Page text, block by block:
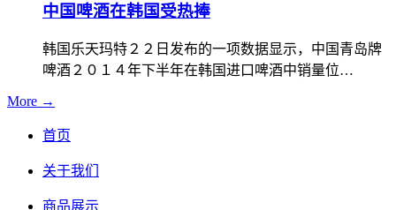
中国啤酒在韩国受热捧
韩国乐天玛特２２日发布的一项数据显示，中国青岛牌
啤酒２０１４年下半年在韩国进口啤酒中销量位…
More →
首页
关于我们
商品展示